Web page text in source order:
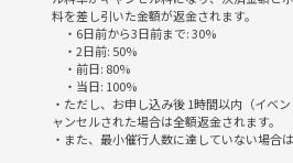
ぜひプレゼンにご活用ください✨(使わずと
JOYSOUND、DAM両方完備のお部屋です♡
【会の雰囲気】
・主催者がプレゼンをサポートいたします
・前回はつなげーと初参加の方も楽しん
料を差し引いた金額が返金されます。
・6日前から3日前まで: 30%
・2日前: 50%
・前日: 80%
・当日: 100%
・ただし、お申し込み後 1時間以内（イベ
ャンセルされた場合は全額返金されます。
・また、最小催行人数に達していない場合